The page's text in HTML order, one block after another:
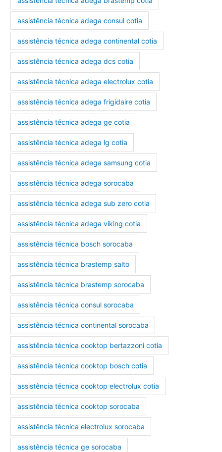
assistência técnica adega consul cotia
assistência técnica adega continental cotia
assistência técnica adega dcs cotia
assistência técnica adega electrolux cotia
assistência técnica adega frigidaire cotia
assistência técnica adega ge cotia
assistência técnica adega lg cotia
assistência técnica adega samsung cotia
assistência técnica adega sorocaba
assistência técnica adega sub zero cotia
assistência técnica adega viking cotia
assistência técnica bosch sorocaba
assistência técnica brastemp salto
assistência técnica brastemp sorocaba
assistência técnica consul sorocaba
assistência técnica continental sorocaba
assistência técnica cooktop bertazzoni cotia
assistência técnica cooktop bosch cotia
assistência técnica cooktop electrolux cotia
assistência técnica cooktop sorocaba
assistência técnica electrolux sorocaba
assistência técnica ge sorocaba